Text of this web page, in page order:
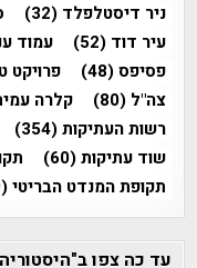
ניר דיסטלפלד (32)
עיר דוד (52) עמוד
פסיפס(48) פרויקט
צה"ל (80) קלרה
רשות העתיקות(354)
שוד עתיקות(60)
תקופת המנדט הבריטי(129)
עד כה צפו